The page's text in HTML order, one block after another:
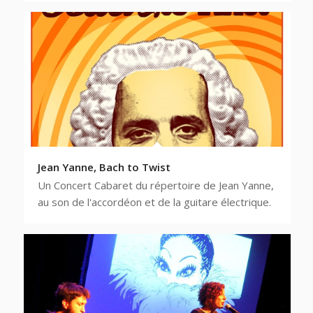
Jean Yanne, Bach to Twist
Un Concert Cabaret du répertoire de Jean Yanne,
au son de l'accordéon et de la guitare électrique.